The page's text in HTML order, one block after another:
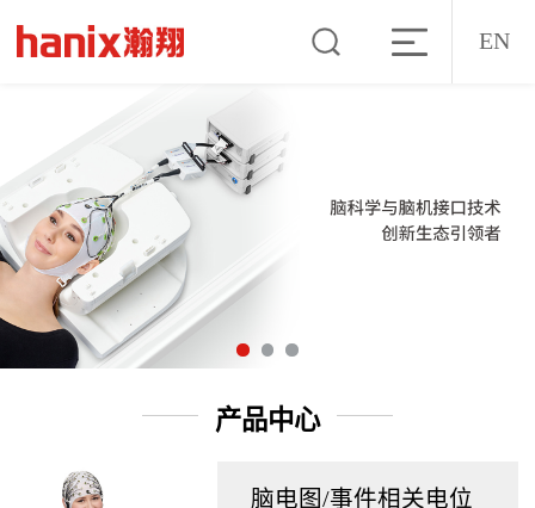
EN
产品中心
脑电图/事件相关电位